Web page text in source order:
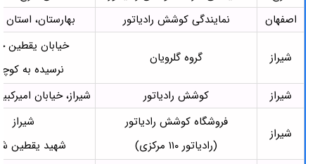
اصفهان
نمایندگی کوشش رادیاتور بهارستان،
شیراز گروه گلرویان
خیابان یقطین
نرسیده به کوچه
شیراز
کوشش رادیاتور شیراز، خیابان
شیراز
فروشگاه کوشش‌ رادیاتور
(رادیاتور ۱۱۰ مرکزی)
شیراز
شهید یقطین